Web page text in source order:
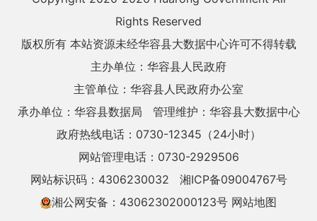
Rights Reserved
版权所有 本站资源未经华容县大数据中心许可不得转载
主办单位：华容县人民政府
主管单位：华容县人民政府办公室
承办单位：华容县数据局
管理维护：华容县大数据中心
政府热线电话：0730-12345（24小时）
网站管理电话：0730-2929506
网站标识码：4306230032
湘ICP备09004767号
湘公网安备：43062302000123号 网站地图